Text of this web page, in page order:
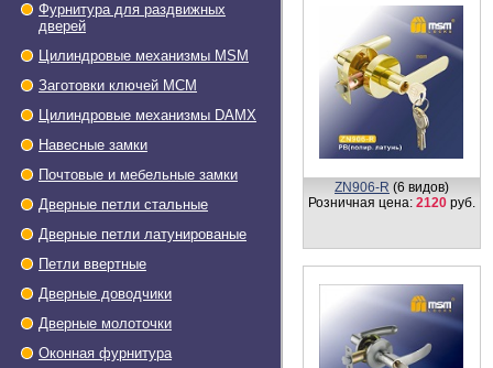
Фурнитура для раздвижных
дверей
Цилиндровые механизмы MSM
Заготовки ключей МСМ
Цилиндровые механизмы DAMX
Навесные замки
Почтовые и мебельные замки
Дверные петли стальные
Дверные петли латунированые
Петли ввертные
Дверные доводчики
Дверные молоточки
Оконная фурнитура
ZN906-R (6 видов)
Розничная цена: 2120 руб.